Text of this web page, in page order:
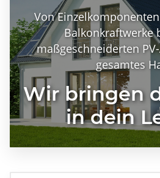
Von
Balkonkraftwerke
maßgeschneiderten
gesamtes
Wir bringen
in dein